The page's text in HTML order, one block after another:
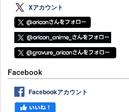
Xアカウント
Facebook
Facebookアカウント